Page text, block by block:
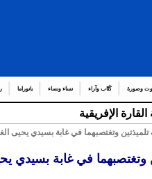
وصورة كُتّاب وآراء نساء ونساء بانوراما
الإفريقية
وتغتصبهما في غابة بسيدي يحيى
في غابة بسيدي